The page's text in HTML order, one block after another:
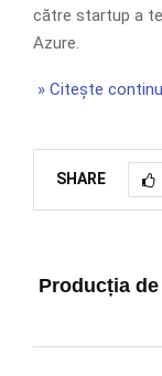
către startup a
Azure.
» Citește
SHARE
Producția